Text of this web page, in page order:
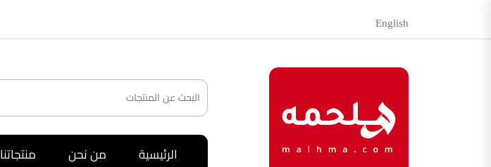
English
الرئيسية من نحن منتجاتنا